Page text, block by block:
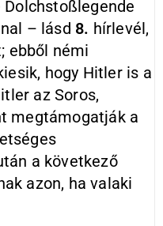
– lásd 8. hírlevél,
ebből némi
hogy Hitler is a
az Soros,
megtámogatják a
a következő
azon, ha valaki